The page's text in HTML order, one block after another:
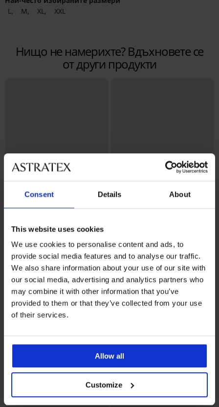
Consent Details About
This website uses cookies
We use cookies to personalise content and ads, to
provide social media features and to analyse our traffic.
We also share information about your use of our site with
our social media, advertising and analytics partners who
may combine it with other information that you’ve
provided to them or that they’ve collected from your use
of their services.
Allow all
Customize
L
M XL XXL
Нищо не намерихте? Вдъхновете се
от други продукти
4,3
Сутиен Violeta подплатен
изглаждащ
40,99 €(80,17 лв.)
Сутиен DIVA by IVA
неподплатен
40,99 €(80,17 лв.)